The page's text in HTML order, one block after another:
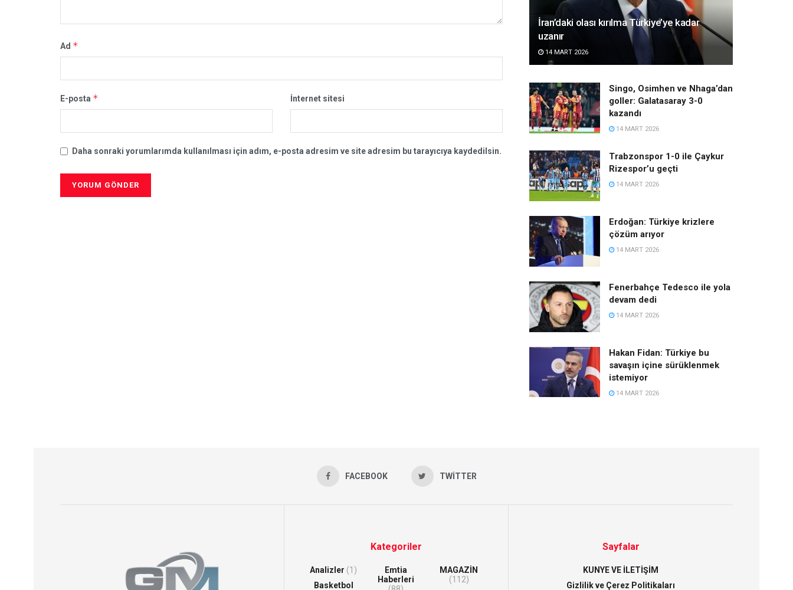
Ad *
E-posta * İnternet sitesi
Daha sonraki yorumlarımda kullanılması için adım, e-posta adresim ve site adresim bu tarayıcıya kaydedilsin.
İran’daki olası kırılma Türkiye’ye kadar
uzanır
14 MART 2026
Singo, Osimhen ve Nhaga’dan
goller: Galatasaray 3-0
kazandı
14 MART 2026
Trabzonspor 1-0 ile Çaykur
Rizespor’u geçti
14 MART 2026
Erdoğan: Türkiye krizlere
çözüm arıyor
14 MART 2026
Fenerbahçe Tedesco ile yola
devam dedi
14 MART 2026
Hakan Fidan: Türkiye bu
savaşın içine sürüklenmek
istemiyor
14 MART 2026
FACEBOOK TWITTER
Kategoriler
Analizler (1)
Basketbol
Emtia
Haberleri
MAGAZİN
(112)
Sayfalar
KUNYE VE İLETİŞİM
Gizlilik ve Çerez Politikaları